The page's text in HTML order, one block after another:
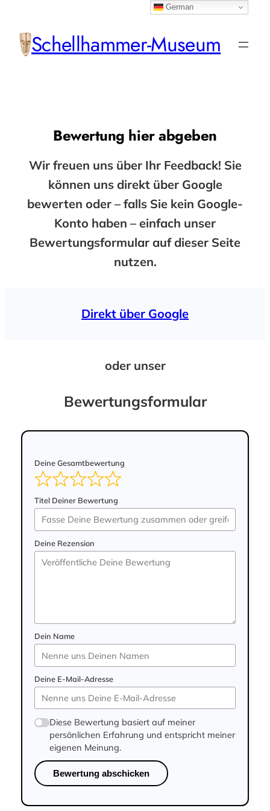
springenSchellhammer-Museum
Bewertung hier abgeben
Wir freuen uns über Ihr Feedback! Sie
können uns direkt über Google
bewerten oder – falls Sie kein Google-
Konto haben – einfach unser
Bewertungsformular auf dieser Seite
nutzen.
Direkt über Google
oder unser
Bewertungsformular
Deine Gesamtbewertung
Titel Deiner Bewertung
Deine Rezension
Dein Name
Deine E-Mail-Adresse
Diese Bewertung basiert auf meiner
persönlichen Erfahrung und entspricht meiner
eigenen Meinung.
Bewertung abschicken
German